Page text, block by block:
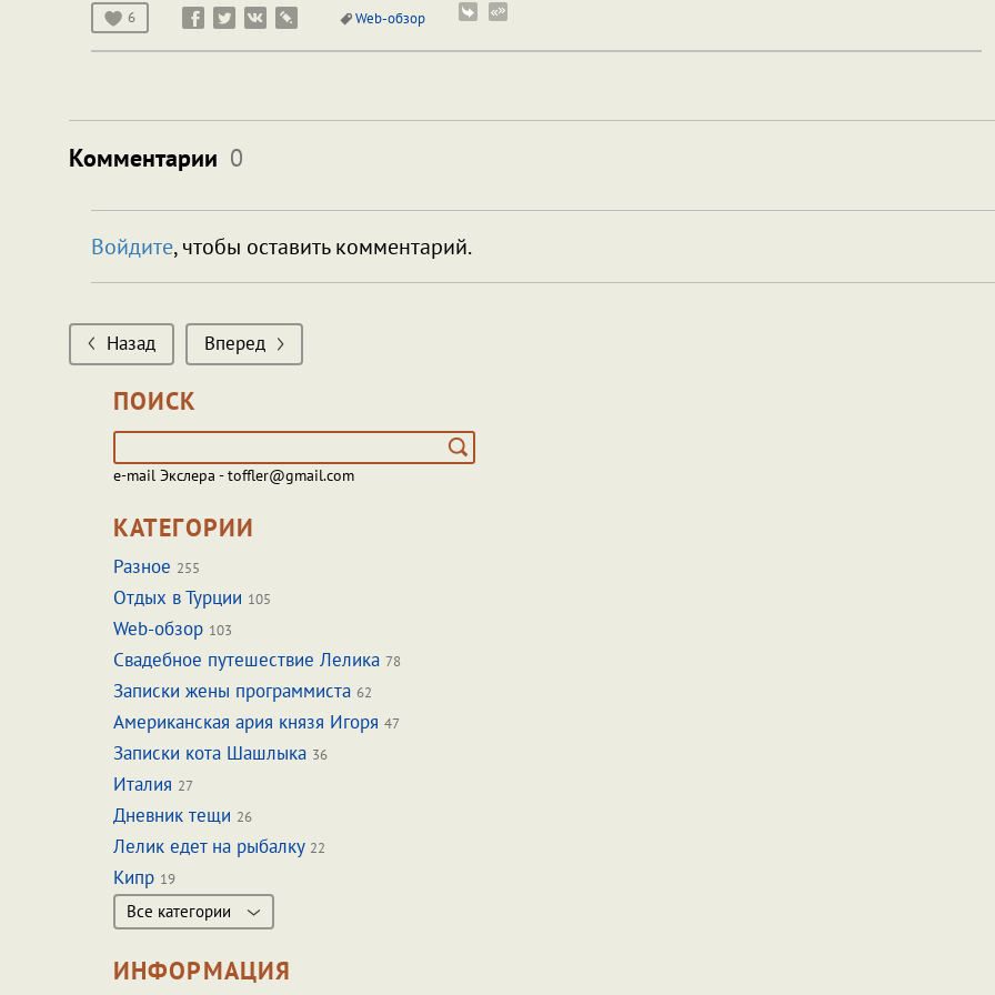
6 Web-обзор
Комментарии 0
Войдите, чтобы оставить комментарий.
Назад Вперед
ПОИСК
e-mail Экслера - toffler@gmail.com
КАТЕГОРИИ
Разное 255
Отдых в Турции 105
Web-обзор 103
Свадебное путешествие Лелика 78
Записки жены программиста 62
Американская ария князя Игоря 47
Записки кота Шашлыка 36
Италия 27
Дневник тещи 26
Лелик едет на рыбалку 22
Кипр 19
Все категории
ИНФОРМАЦИЯ